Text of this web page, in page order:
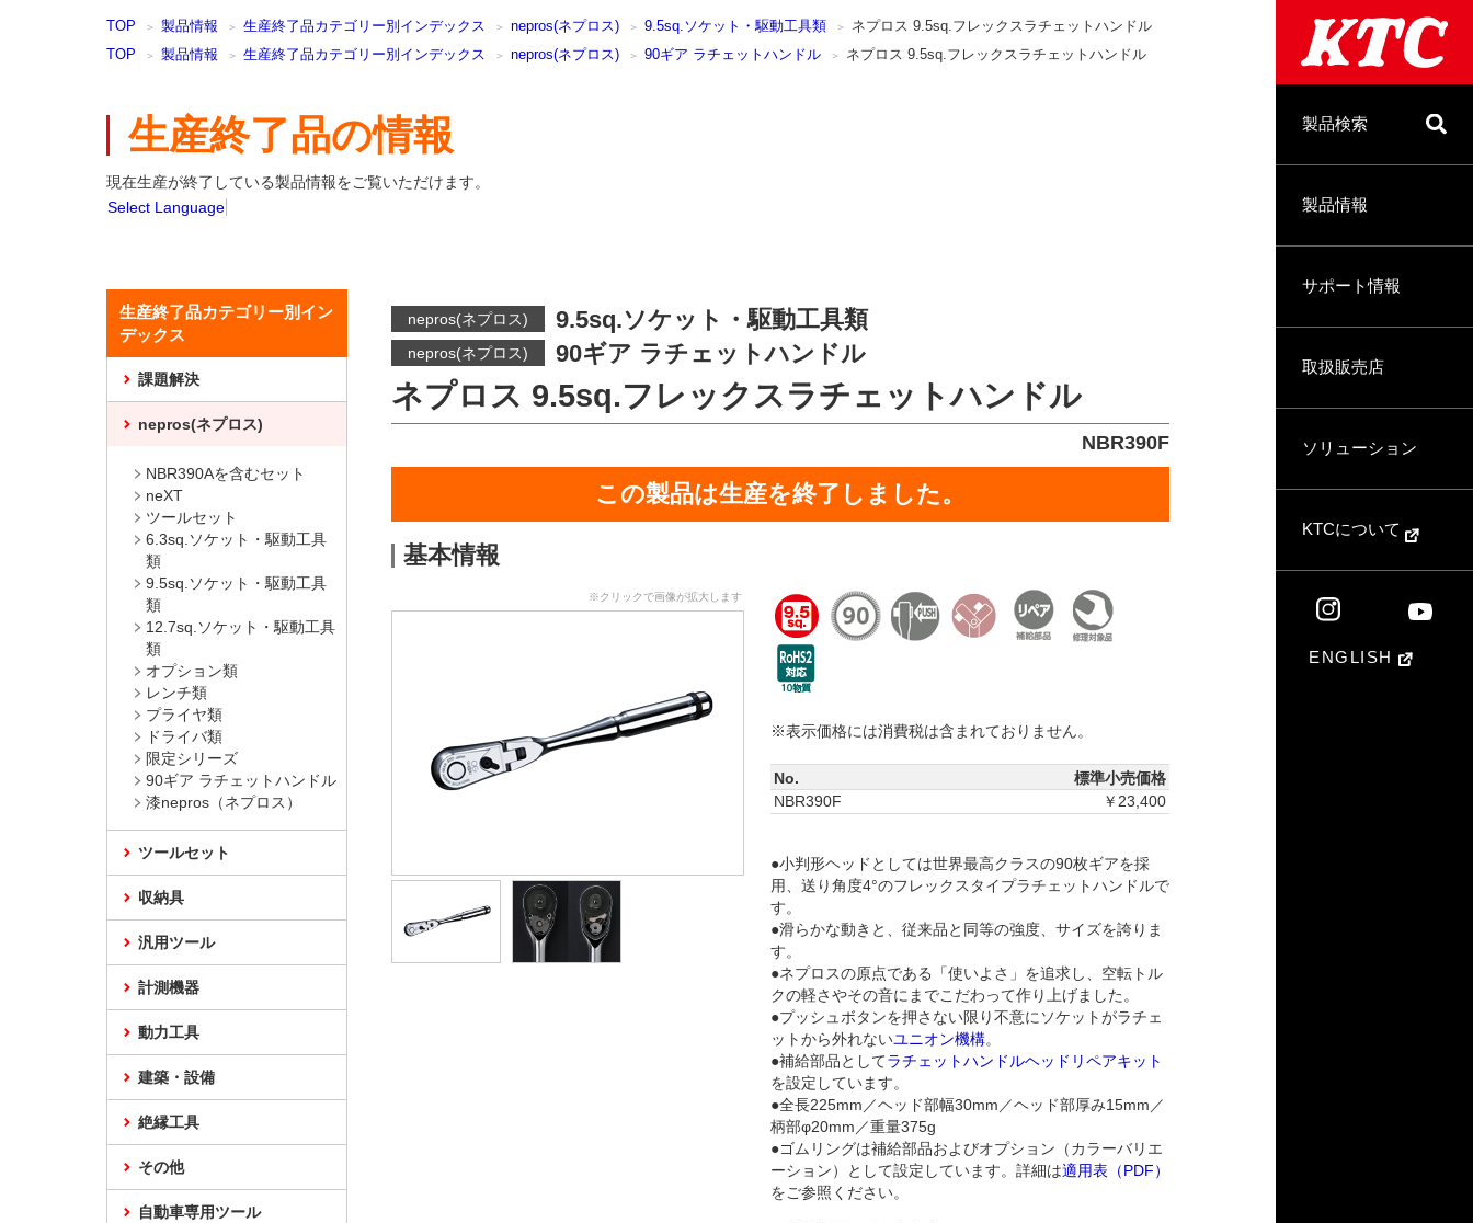
製品検索
製品情報
サポート情報
取扱販売店
ソリューション
KTCについて
ENGLISH
TOP 製品情報 生産終了品カテゴリー別インデックス nepros(ネプロス) 9.5sq.ソケット・駆動工具類
ネプロス 9.5sq.フレックスラチェットハンドル
TOP
製品情報 生産終了品カテゴリー別インデックス nepros(ネプロス) 90ギア ラチェットハンドル ネプロス 9.5sq.フレックスラチェットハンドル
生産終了品の情報
現在生産が終了している製品情報をご覧いただけます。
Select Language
nepros(ネプロス) 9.5sq.ソケット・駆動工具類
nepros(ネプロス) 90ギア ラチェットハンドル
ネプロス 9.5sq.フレックスラチェットハンドル
NBR390F
この製品は生産を終了しました。
基本情報
※クリックで画像が拡大します
※表示価格には消費税は含まれておりません。
No.
標準小売価格
NBR390F
￥23,400
●小判形ヘッドとしては世界最高クラスの90枚ギアを採
用、送り角度4°のフレックスタイプラチェットハンドルで
す。
●滑らかな動きと、従来品と同等の強度、サイズを誇りま
す。
●ネプロスの原点である「使いよさ」を追求し、空転トル
クの軽さやその音にまでこだわって作り上げました。
●プッシュボタンを押さない限り不意にソケットがラチェ
ットから外れないユニオン機構。
●補給部品としてラチェットハンドルヘッドリペアキット
を設定しています。
●全長225mm／ヘッド部幅30mm／ヘッド部厚み15mm／
柄部φ20mm／重量375g
●ゴムリングは補給部品およびオプション（カラーバリエ
ーション）として設定しています。詳細は適用表（PDF）
をご参照ください。
生産終了品カテゴリー別イン
デックス
課題解決
nepros(ネプロス)
NBR390Aを含むセット
neXT
ツールセット
6.3sq.ソケット・駆動工具
類
9.5sq.ソケット・駆動工具
類
12.7sq.ソケット・駆動工具
類
オプション類
レンチ類
プライヤ類
ドライバ類
限定シリーズ
90ギア ラチェットハンドル
漆nepros（ネプロス）
ツールセット
収納具
汎用ツール
計測機器
動力工具
建築・設備
絶縁工具
その他
自動車専用ツール